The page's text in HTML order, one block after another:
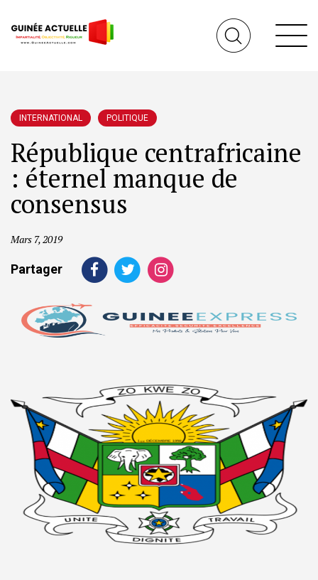
INTERNATIONAL POLITIQUE
République centrafricaine
: éternel manque de
consensus
Mars 7, 2019
Partager